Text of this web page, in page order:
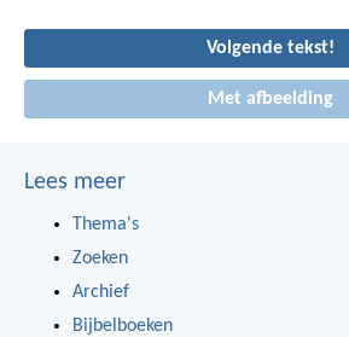
Volgende tekst!
Met afbeelding
Lees meer
Thema's
Zoeken
Archief
Bijbelboeken